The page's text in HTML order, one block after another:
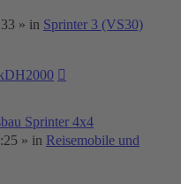
» in Sprinter 3 (VS30)
Sprinter 4x4
» in Reisemobile und